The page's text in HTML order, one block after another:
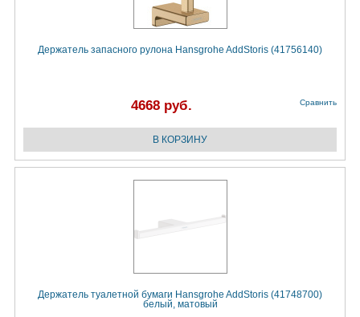
Держатель запасного рулона Hansgrohe AddStoris (41756140)
4668 руб. Сравнить
Держатель туалетной бумаги Hansgrohe AddStoris (41748700)
белый, матовый